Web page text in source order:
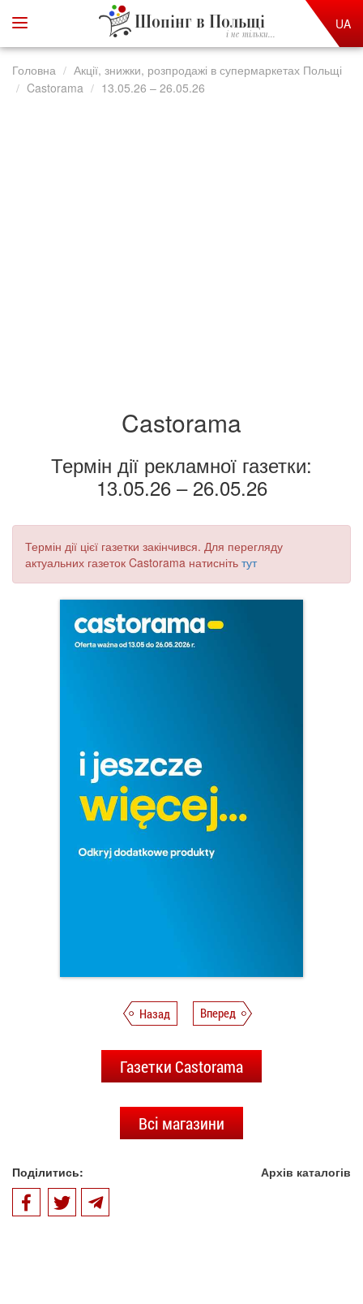
Шопінг в Польщі
і не тільки...
UA
Головна
Акції, знижки, розпродажі в супермаркетах Польщі
Castorama
13.05.26 – 26.05.26
Castorama
Термін дії рекламної газетки:
13.05.26 – 26.05.26
Термін дії цієї газетки закінчився. Для перегляду
актуальних газеток Castorama натисніть тут
Назад Вперед
Газетки Castorama
Всі магазини
Поділитись: Архів каталогів